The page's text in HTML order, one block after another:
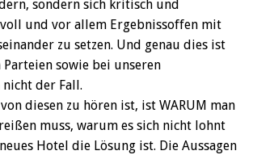
sondern sich kritisch und
und vor allem Ergebnissoffen mit
zu setzen. Und genau dies ist
sowie bei unseren
der Fall.
diesen zu hören ist, ist WARUM man
muss, warum es sich nicht lohnt
Hotel die Lösung ist. Die Aussagen